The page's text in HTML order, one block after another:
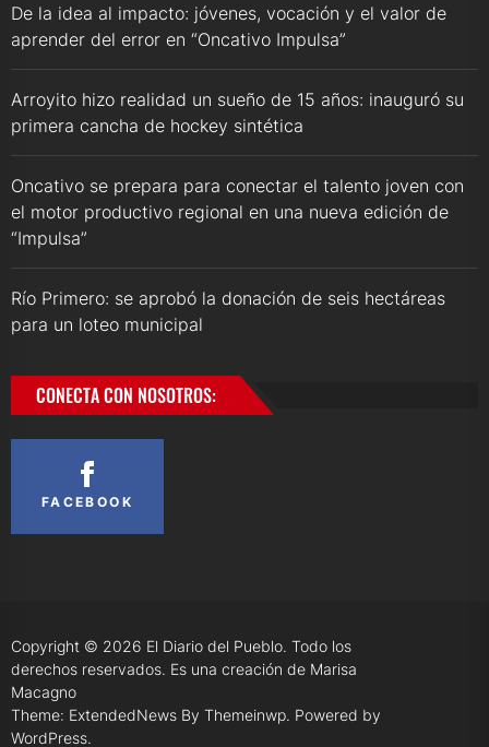
De la idea al impacto: jóvenes, vocación y el valor de
aprender del error en “Oncativo Impulsa”
Arroyito hizo realidad un sueño de 15 años: inauguró su
primera cancha de hockey sintética
Oncativo se prepara para conectar el talento joven con
el motor productivo regional en una nueva edición de
“Impulsa”
Río Primero: se aprobó la donación de seis hectáreas
para un loteo municipal
CONECTA CON NOSOTROS:
FACEBOOK
Copyright © 2026 El Diario del Pueblo. Todo los
derechos reservados. Es una creación de Marisa
Macagno
Theme: ExtendedNews By Themeinwp. Powered by
WordPress.